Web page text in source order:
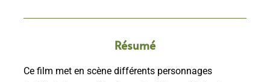
Résumé
Ce film met en scène différents personnages